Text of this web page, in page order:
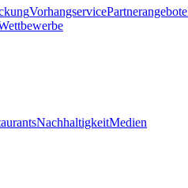
VorhangservicePartnerangebote
NachhaltigkeitMedien